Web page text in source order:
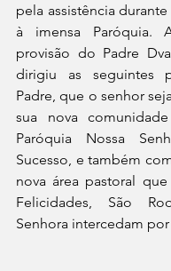
pela assistência durante
à imensa Paróquia.
provisão do Padre
dirigiu as seguintes
Padre, que o senhor
sua nova
Paróquia Nossa
Sucesso, e também
nova área pastoral
Felicidades, São
Senhora intercedam